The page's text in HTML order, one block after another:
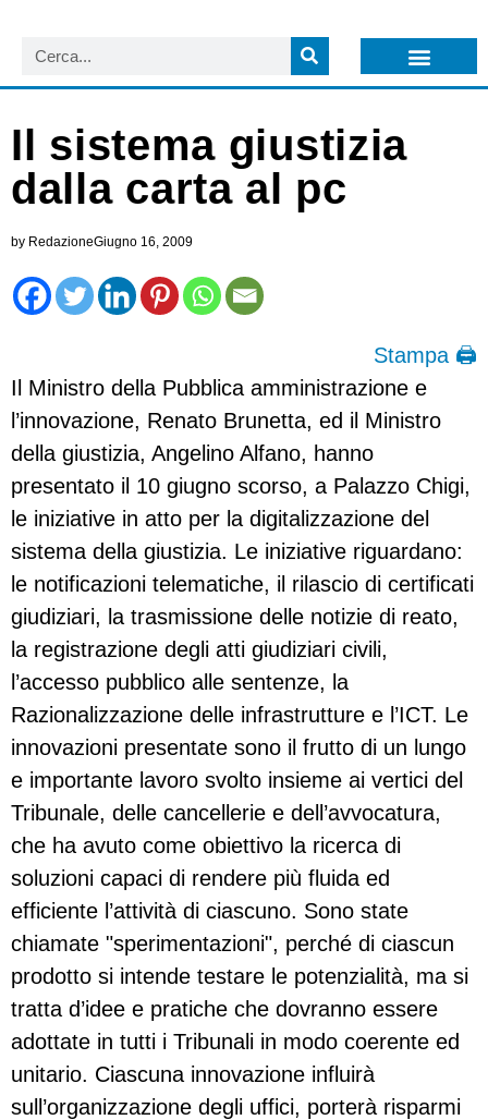
Il sistema giustizia
dalla carta al pc
by RedazioneGiugno 16, 2009
Stampa 🖨
Il Ministro della Pubblica amministrazione e
l’innovazione, Renato Brunetta, ed il Ministro
della giustizia, Angelino Alfano, hanno
presentato il 10 giugno scorso, a Palazzo Chigi,
le iniziative in atto per la digitalizzazione del
sistema della giustizia. Le iniziative riguardano:
le notificazioni telematiche, il rilascio di certificati
giudiziari, la trasmissione delle notizie di reato,
la registrazione degli atti giudiziari civili,
l’accesso pubblico alle sentenze, la
Razionalizzazione delle infrastrutture e l’ICT. Le
innovazioni presentate sono il frutto di un lungo
e importante lavoro svolto insieme ai vertici del
Tribunale, delle cancellerie e dell’avvocatura,
che ha avuto come obiettivo la ricerca di
soluzioni capaci di rendere più fluida ed
efficiente l’attività di ciascuno. Sono state
chiamate "sperimentazioni", perché di ciascun
prodotto si intende testare le potenzialità, ma si
tratta d’idee e pratiche che dovranno essere
adottate in tutti i Tribunali in modo coerente ed
unitario. Ciascuna innovazione influirà
sull’organizzazione degli uffici, porterà risparmi